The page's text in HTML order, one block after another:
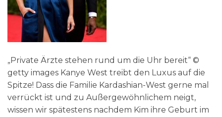
„Private Ärzte stehen rund um die Uhr bereit“ ©
getty images Kanye West treibt den Luxus auf die
Spitze! Dass die Familie Kardashian-West gerne mal
verrückt ist und zu Außergewöhnlichem neigt,
wissen wir spätestens nachdem Kim ihre Geburt im